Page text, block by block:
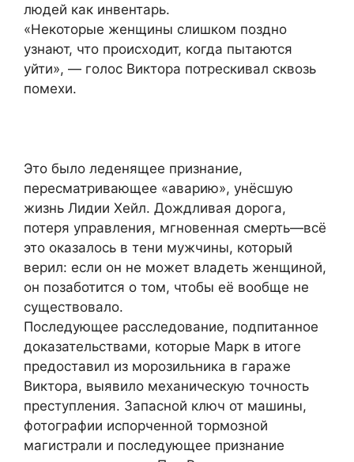
людей как инвентарь.
«Некоторые женщины слишком поздно
узнают, что происходит, когда пытаются
уйти», — голос Виктора потрескивал сквозь
помехи.
Это было леденящее признание,
пересматривающее «аварию», унёсшую
жизнь Лидии Хейл. Дождливая дорога,
потеря управления, мгновенная смерть—всё
это оказалось в тени мужчины, который
верил: если он не может владеть женщиной,
он позаботится о том, чтобы её вообще не
существовало.
Последующее расследование, подпитанное
доказательствами, которые Марк в итоге
предоставил из морозильника в гараже
Виктора, выявило механическую точность
преступления. Запасной ключ от машины,
фотографии испорченной тормозной
магистрали и последующее признание